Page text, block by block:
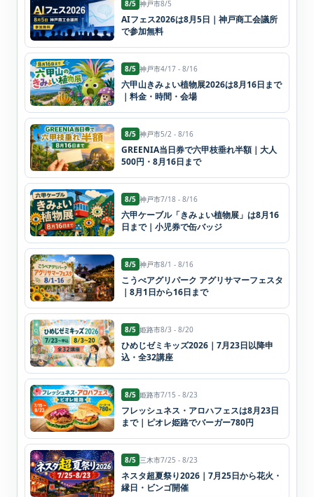
8/5 神戸市8/5
AIフェス2026は8月5日｜神戸商工会議所
で参加無料
8/5 神戸市4/17 - 8/16
六甲山きみょい植物展2026は8月16日まで
｜料金・時間・会場
8/5 神戸市5/2 - 8/16
GREENIA当日券で六甲枝垂れ半額｜大人
500円・8月16日まで
8/5 神戸市7/18 - 8/16
六甲ケーブル「きみょい植物展」は8月16
日まで｜小児券で缶バッジ
8/5 神戸市8/1 - 8/16
こうべアグリパーク アグリサマーフェスタ
｜8月1日から16日まで
8/5 姫路市8/3 - 8/20
ひめじゼミキッズ2026｜7月23日以降申
込・全32講座
8/5 姫路市7/15 - 8/23
フレッシュネス・アロハフェスは8月23日
まで｜ピオレ姫路でバーガー780円
8/5 三木市7/25 - 8/23
ネスタ超夏祭り2026｜7月25日から花火・
縁日・ビンゴ開催